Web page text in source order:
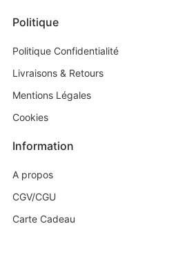
Politique
Politique Confidentialité
Livraisons & Retours
Mentions Légales
Cookies
Information
A propos
CGV/CGU
Carte Cadeau